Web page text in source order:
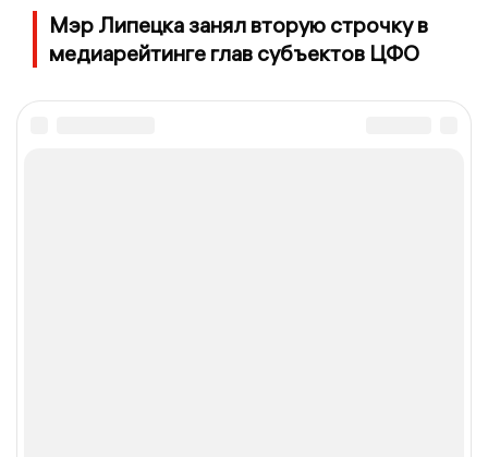
Мэр Липецка занял вторую строчку в
медиарейтинге глав субъектов ЦФО